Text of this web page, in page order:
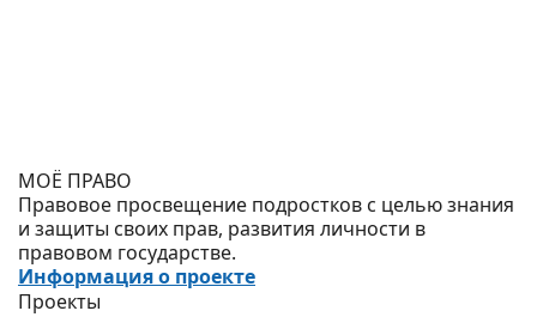
МОЁ ПРАВО
Правовое просвещение подростков с целью знания
и защиты своих прав, развития личности в
правовом государстве.
Информация о проекте
Проекты